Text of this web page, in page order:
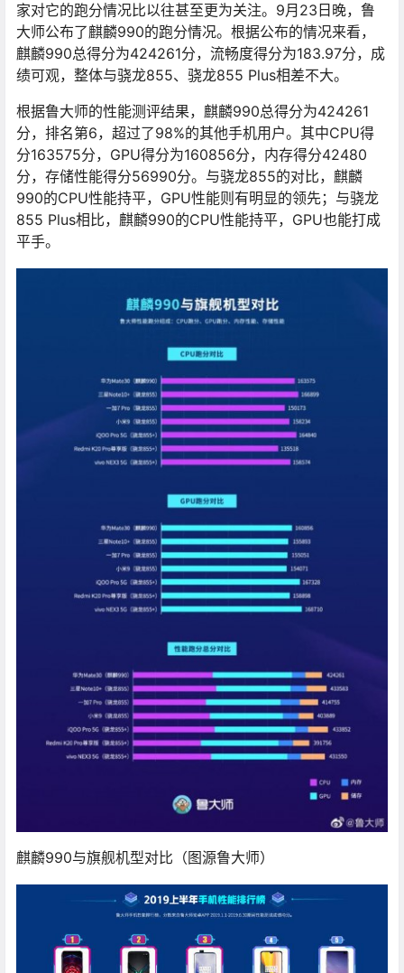
家对它的跑分情况比以往甚至更为关注。9月23日晚，鲁
大师公布了麒麟990的跑分情况。根据公布的情况来看，
麒麟990总得分为424261分，流畅度得分为183.97分，成
绩可观，整体与骁龙855、骁龙855 Plus相差不大。
根据鲁大师的性能测评结果，麒麟990总得分为424261
分，排名第6，超过了98%的其他手机用户。其中CPU得
分163575分，GPU得分为160856分，内存得分42480
分，存储性能得分56990分。与骁龙855的对比，麒麟
990的CPU性能持平，GPU性能则有明显的领先；与骁龙
855 Plus相比，麒麟990的CPU性能持平，GPU也能打成
平手。
麒麟990与旗舰机型对比（图源鲁大师）